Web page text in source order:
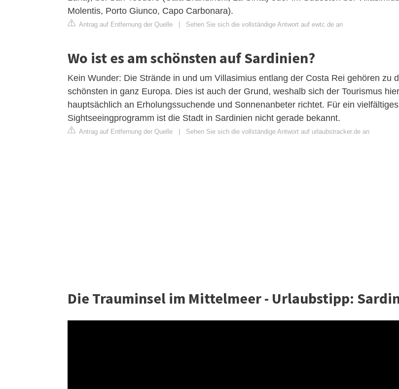
Molentis, Porto Giunco, Capo Carbonara).
Antrag auf Entfernung der Quelle Sehen Sie sich die vollständige Antwort auf ewtc.de an
Wo ist es am schönsten auf Sardinien?
Kein Wunder: Die Strände in und um Villasimius entlang der Costa Rei gehören zu
schönsten in ganz Europa. Dies ist auch der Grund, weshalb sich der Tourismus hier
hauptsächlich an Erholungssuchende und Sonnenanbeter richtet. Für ein vielfältiges
Sightseeingprogramm ist die Stadt in Sardinien nicht gerade bekannt.
Antrag auf Entfernung der Quelle Sehen Sie sich die vollständige Antwort auf urlaubstracker.de an
Die Trauminsel im Mittelmeer - Urlaubstipp: